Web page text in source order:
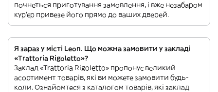
почнеться приготування замовлення, і вже незабаром
кур'єр привезе його прямо до ваших дверей.
Я зараз у місті Leon. Що можна замовити у закладі
«Trattoria Rigoletto»?
Заклад «Trattoria Rigoletto» пропонує великий
асортимент товарів, які ви можете замовити будь-
коли. Ознайомтеся з каталогом товарів, які заклад